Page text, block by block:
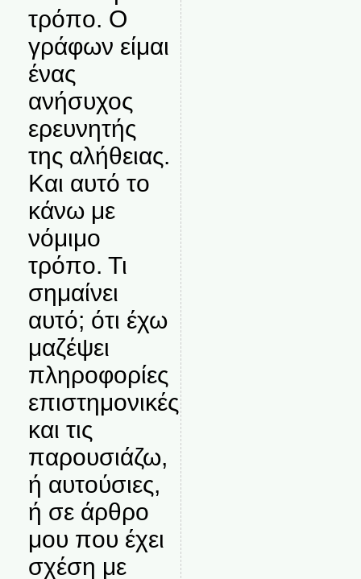
τρόπο. Ο
γράφων είμαι
ένας
ανήσυχος
ερευνητής
της αλήθειας.
Και αυτό το
κάνω με
νόμιμο
τρόπο. Τι
σημαίνει
αυτό; ότι έχω
μαζέψει
πληροφορίες
επιστημονικές
και τις
παρουσιάζω,
ή αυτούσιες,
ή σε άρθρο
μου που έχει
σχέση με